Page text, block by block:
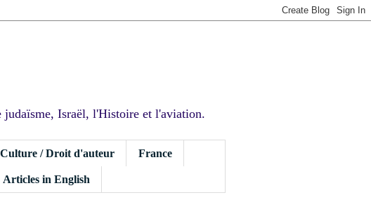
Israël, l'Histoire et l'aviation.
Culture / Droit d'auteur France
Articles in English